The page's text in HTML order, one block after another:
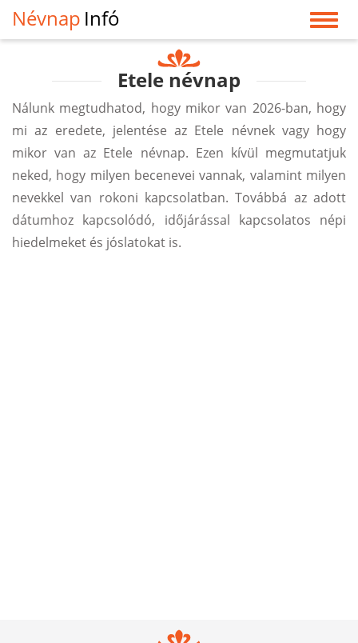
Névnap Infó
Etele névnap
Nálunk megtudhatod, hogy mikor van 2026-ban, hogy
mi az eredete, jelentése az Etele névnek vagy hogy
mikor van az Etele névnap. Ezen kívül megmutatjuk
neked, hogy milyen becenevei vannak, valamint milyen
nevekkel van rokoni kapcsolatban. Továbbá az adott
dátumhoz kapcsolódó, időjárással kapcsolatos népi
hiedelmeket és jóslatokat is.